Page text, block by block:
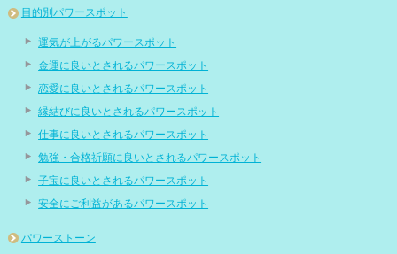
目的別パワースポット
運気が上がるパワースポット
金運に良いとされるパワースポット
恋愛に良いとされるパワースポット
縁結びに良いとされるパワースポット
仕事に良いとされるパワースポット
勉強・合格祈願に良いとされるパワースポット
子宝に良いとされるパワースポット
安全にご利益があるパワースポット
パワーストーン